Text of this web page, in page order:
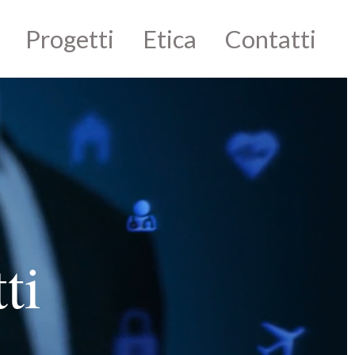
Progetti Etica Contatti